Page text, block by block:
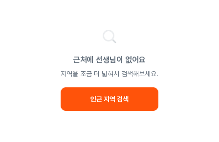
근처에 선생님이 없어요
지역을 조금 더 넓혀서 검색해보세요.
인근 지역 검색